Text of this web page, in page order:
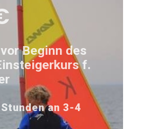
Beginn des
f.
an 3-4